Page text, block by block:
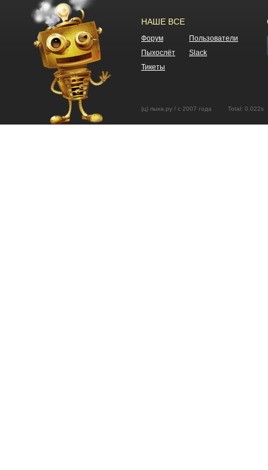
НАШЕ ВСЕ
Форум
Пользователи
Пыхослёт
Slack
Тикеты
(ц) пыха.ру / с 2007 года Total: